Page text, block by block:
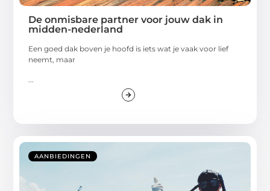
De onmisbare partner voor jouw dak in
midden-nederland
Een goed dak boven je hoofd is iets wat je vaak voor lief
neemt, maar
AANBIEDINGEN